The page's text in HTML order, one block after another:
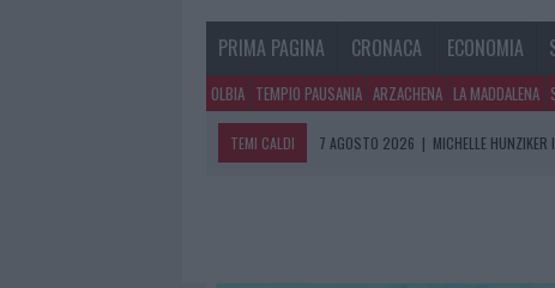
PRIMA PAGINA CRONACA ECONOMIA
OLBIA TEMPIO PAUSANIA ARZACHENA LA MADDALENA
TEMI CALDI 7 AGOSTO 2026 | MICHELLE